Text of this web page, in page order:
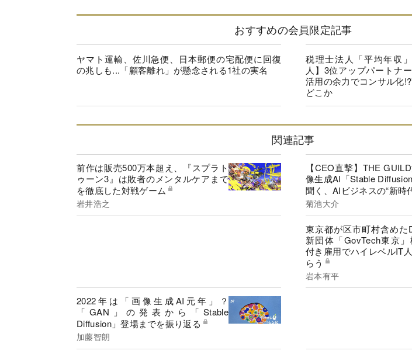
おすすめの会員限定記事
ヤマト運輸、佐川急便、日本郵便の宅配便に回復
の兆しも...「顧客離れ」が懸念される1社の実名
税理士法人「平均年収
人】3位アップパートナ
活用の余力でコンサル化
どこか
関連記事
前作は販売500万本超え、『スプラト
ゥーン3』は敗者のメンタルケアまで
を徹底した対戦ゲーム
岩井浩之
【CEO直撃】THE
像生成AI「Stable
聞く、AIビジネスの“新時
菊池大介
東京都が区市町村含めた
新団体「GovTech東京
付き雇用でハイレベルIT
らう
岩本有平
2022年は「画像生成AI元年」？
「GAN」の発表から「Stable
Diffusion」登場までを振り返る
加藤智朗